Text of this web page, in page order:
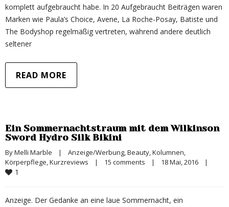
komplett aufgebraucht habe. In 20 Aufgebraucht Beiträgen waren
Marken wie Paula’s Choice, Avene, La Roche-Posay, Batiste und
The Bodyshop regelmäßig vertreten, während andere deutlich
seltener
READ MORE
Ein Sommernachtstraum mit dem Wilkinson
Sword Hydro Silk Bikini
By Melli Marble | Anzeige/Werbung, Beauty, Kolumnen
Körperpflege, Kurzreviews | 15 comments | 18 Mai, 2016 |
1
Anzeige. Der Gedanke an eine laue Sommernacht, ein